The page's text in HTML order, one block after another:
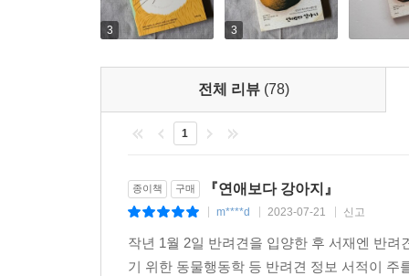
3 3
전체 리뷰 (78)
1
종이책 구매 『연애보다 강아지』
m****d 2023-07-21 신고
작년 1월 2일 반려견을 입양한 후 서재엔 반
기 위한 동물행동학 등 반려견 정보 서적이